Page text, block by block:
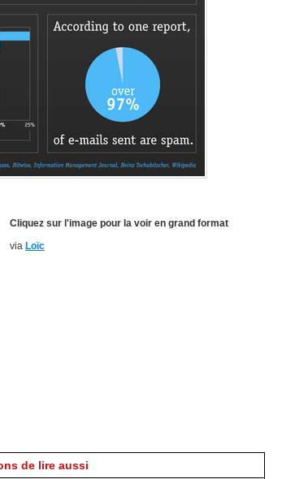
Cliquez sur l'image pour la voir en grand format
via Loïc
de lire aussi